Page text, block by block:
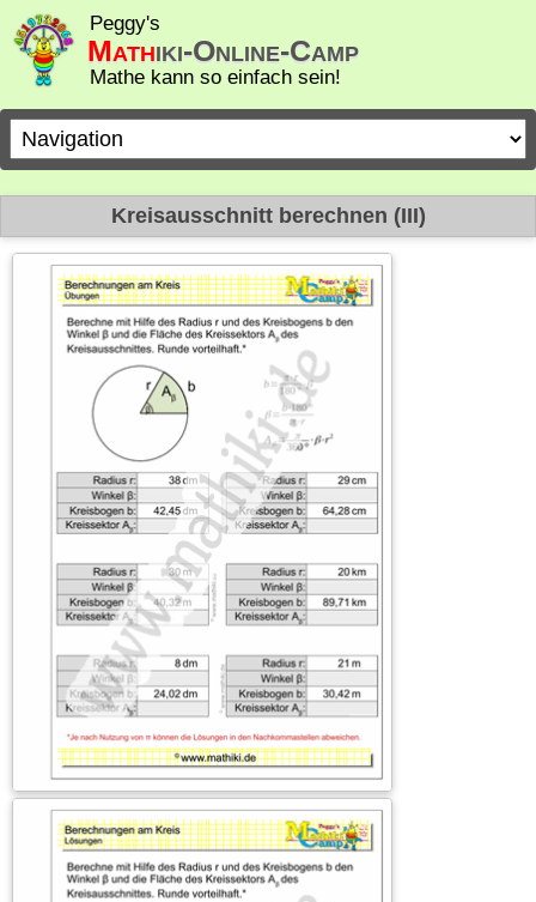
Peggy's
Mathiki-Online-Camp
Mathe kann so einfach sein!
Zielseite
Kreisausschnitt berechnen (III)